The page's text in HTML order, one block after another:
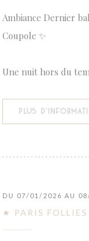
Ambiance Dernier
Coupole ✨
Une nuit hors du
PLUS
DU 07/01/2026 AU
★ PARIS